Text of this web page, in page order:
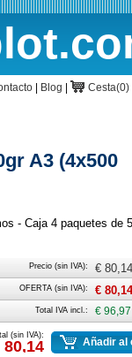
Blog CestaCesta(0)
A3 (4x500
- Caja 4 paquetes de
Precio (sin IVA): € 80,14
OFERTA (sin IVA): € 80,14
Total IVA incl.: € 96,97
(sin IVA):
80,14 Añadir al